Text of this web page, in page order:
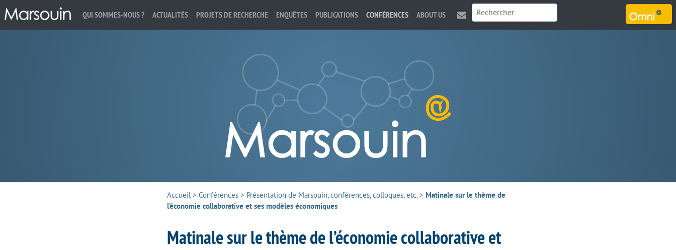
QUI SOMMES-NOUS ? ACTUALITÉS PROJETS DE RECHERCHE ENQUÊTES PUBLICATIONS CONFÉRENCES ABOUT US
Accueil> Conférences > Présentation de Marsouin, conférences, colloques, etc.> Matinale sur le thème de
l’économie collaborative et ses modèles économiques
Matinale sur le thème de l’économie collaborative et